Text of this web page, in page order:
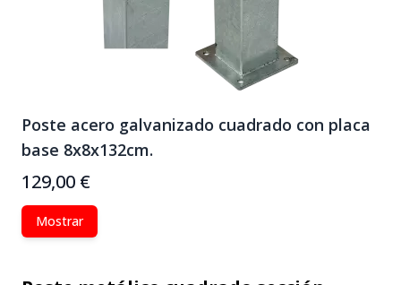
Poste acero galvanizado cuadrado con placa
base 8x8x132cm.
129,00 €
Mostrar